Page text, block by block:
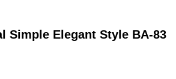
Simple Elegant Style BA-83